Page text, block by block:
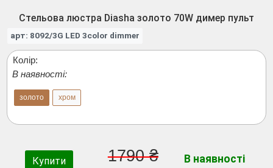
Стельова люстра Diasha золото 70W димер пульт
арт: 8092/3G LED 3color dimmer
Колір:
В наявності:
золото хром
Купити
1790 ₴
В наявності